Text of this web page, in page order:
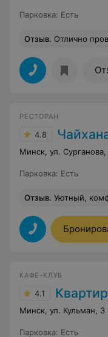
Парковка: Есть
Отзыв. Отлично
РЕСТОРАН
4.8
Минск, ул. Сурганова,
Парковка: Есть
Отзыв. Уютный, комфортный ресторан
КАФЕ-КЛУБ
4.1
Минск, ул. Кульман, 3
Парковка: Есть